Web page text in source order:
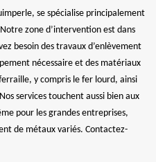
se spécialise principalement
zone d’intervention est dans
besoin des travaux d’enlèvement
nécessaire et des matériaux
y compris le fer lourd, ainsi
services touchent aussi bien aux
pour les grandes entreprises,
de métaux variés. Contactez-